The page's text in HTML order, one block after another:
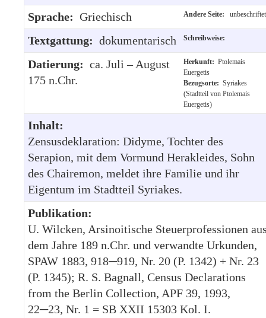
Sprache: Griechisch Andere Seite: unbeschriftet
Textgattung: dokumentarisch Schreibweise:
Datierung: ca. Juli – August
175 n.Chr.
Herkunft: Ptolemais
Euergetis
Bezugsorte: Syriakes
(Stadtteil von Ptolemais
Euergetis)
Inhalt:
Zensusdeklaration: Didyme, Tochter des
Serapion, mit dem Vormund Herakleides, Sohn
des Chairemon, meldet ihre Familie und ihr
Eigentum im Stadtteil Syriakes.
Publikation:
U. Wilcken, Arsinoitische Steuerprofessionen
dem Jahre 189 n.Chr. und verwandte Urkunden,
SPAW 1883, 918─919, Nr. 20 (P. 1342) + Nr. 23
(P. 1345); R. S. Bagnall, Census Declarations
from the Berlin Collection, APF 39, 1993,
22─23, Nr. 1 = SB XXII 15303 Kol. I.